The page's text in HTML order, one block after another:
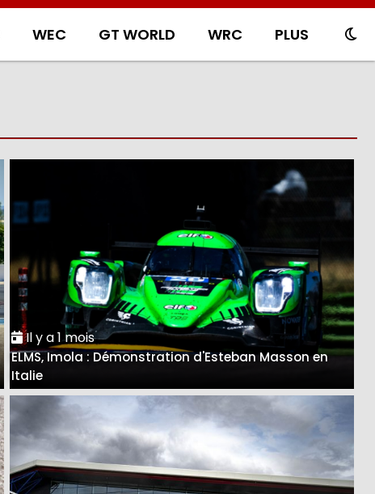
WEC GT WORLD WRC PLUS
Il y a 1 mois
ELMS, Imola : Démonstration d'Esteban Masson en
Italie